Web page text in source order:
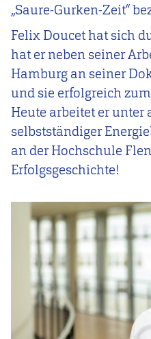
„Saure-Gurken-Zeit“
Felix Doucet hat sich
hat er neben seiner
Hamburg an seiner
und sie erfolgreich
Heute arbeitet er unter
selbstständiger
an der Hochschule
Erfolgsgeschichte!